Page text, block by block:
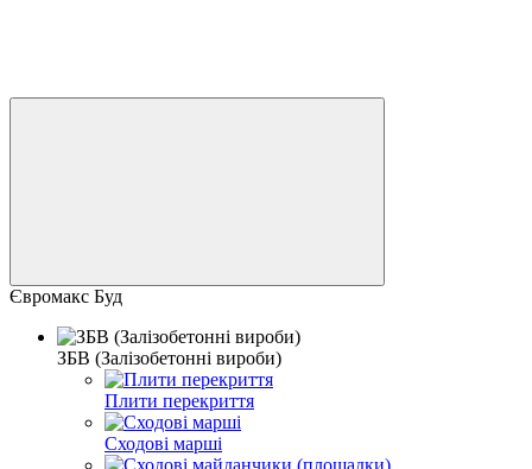
Євромакс Буд
ЗБВ (Залізобетонні вироби)
Плити перекриття
Сходові марші